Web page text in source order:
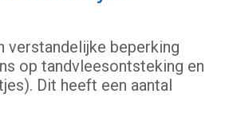
verstandelijke beperking
op tandvleesontsteking en
Dit heeft een aantal